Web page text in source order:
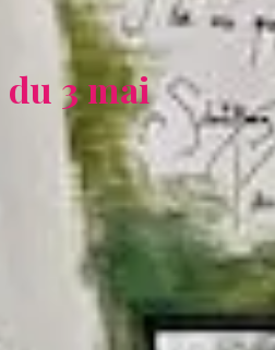
du 3 mai